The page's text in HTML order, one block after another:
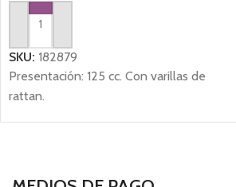
AGREGAR AL CARRITO
SKU: 182879
Presentación: 125 cc. Con varillas de
rattan.